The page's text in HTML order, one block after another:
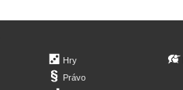
Hry
Právo